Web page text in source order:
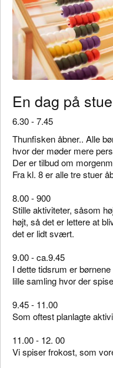
En dag på
6.30 - 7.45
Thunfisken åbner.. Alle
hvor der møder mere
Der er tilbud om
Fra kl. 8 er alle tre stuer
8.00 - 900
Stille aktiviteter, såsom
højt, så det er lettere at
det er lidt svært.
9.00 - ca.9.45
I dette tidsrum er
lille samling hvor der
9.45 - 11.00
Som oftest planlagte
11.00 - 12. 00
Vi spiser frokost, som